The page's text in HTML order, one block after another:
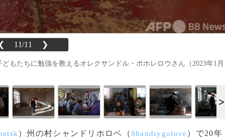
11/11 ❯
もたちに勉強を教えるオレクサンドル・ポホレロウさん（2023年1月
）州の村シャンドリホロベ（ Shandrygolove ）で20年